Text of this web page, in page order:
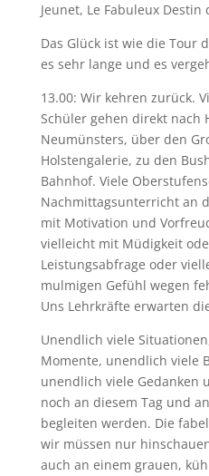
Jeunet, Le Fabuleux Destin
Das Glück ist wie die Tour
es sehr lange und es
13.00: Wir kehren zurück.
Schüler gehen direkt nach
Neumünsters, über den
Holstengalerie, zu den
Bahnhof. Viele
Nachmittagsunterricht an
mit Motivation und
vielleicht mit Müdigkeit
Leistungsabfrage oder
mulmigen Gefühl wegen
Uns Lehrkräfte erwarten
Unendlich viele
Momente, unendlich viele
unendlich viele Gedanken
noch an diesem Tag und
begleiten werden. Die
wir müssen nur
auch an einem grauen,